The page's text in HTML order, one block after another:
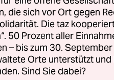
Wir sind aber der
die sich vor Ort gegen
Die taz
50 Prozent aller
– bis zum 30.
Orte unterstützt
Sind Sie dabei?